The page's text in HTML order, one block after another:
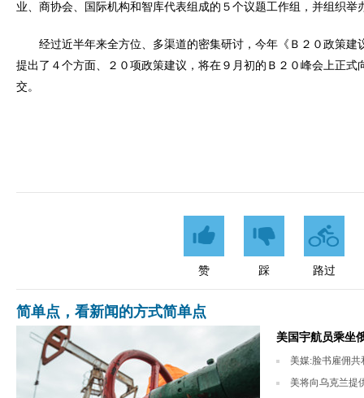
业、商协会、国际机构和智库代表组成的５个议题工作组，并组织举
经过近半年来全方位、多渠道的密集研讨，今年《Ｂ２０政策建
提出了４个方面、２０项政策建议，将在９月初的Ｂ２０峰会上正式
交。
赞 踩 路过
简单点，看新闻的方式简单点
美国宇航员乘坐
美媒:脸书雇佣共
美将向乌克兰提